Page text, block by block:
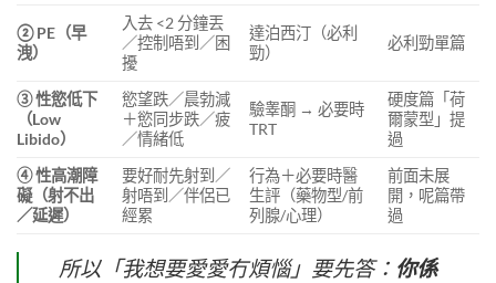
② PE（早
洩）
入去 <2 分鐘丟
／控制唔到／困
擾
達泊西汀（必利
勁）
必利勁單篇
③ 性慾低下
（Low
Libido）
慾望跌／晨勃減
＋慾同步跌／疲
／情緒低
驗睾酮 → 必要時
TRT
硬度篇「荷
爾蒙型」提
過
④ 性高潮障
礙（射不出
／延遲）
要好耐先射到／
射唔到／伴侶已
經累
行為＋必要時醫
生評（藥物型/前
列腺/心理）
前面未展
開，呢篇帶
過
所以「我想要愛愛冇煩惱」要先答： 你係